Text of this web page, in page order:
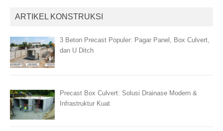
ARTIKEL KONSTRUKSI
3 Beton Precast Populer: Pagar Panel, Box Culvert,
dan U Ditch
Precast Box Culvert: Solusi Drainase Modern &
Infrastruktur Kuat